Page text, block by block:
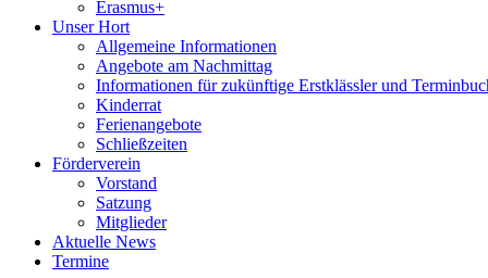
Erasmus+
Unser Hort
Allgemeine Informationen
Angebote am Nachmittag
Informationen für zukünftige Erstklässler und
Kinderrat
Ferienangebote
Schließzeiten
Förderverein
Vorstand
Satzung
Mitglieder
Aktuelle News
Termine